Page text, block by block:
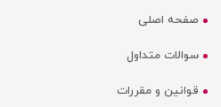
صفحه اصلی
سوالات متداول
قوانین و مقررات